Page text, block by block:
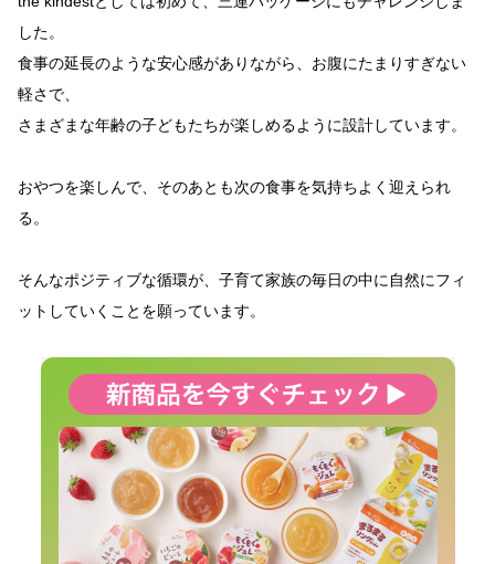
した。
食事の延長のような安心感がありながら、お腹にたまりすぎない
軽さで、
さまざまな年齢の子どもたちが楽しめるように設計しています。
おやつを楽しんで、そのあとも次の食事を気持ちよく迎えられ
る。
そんなポジティブな循環が、子育て家族の毎日の中に自然にフィ
ットしていくことを願っています。